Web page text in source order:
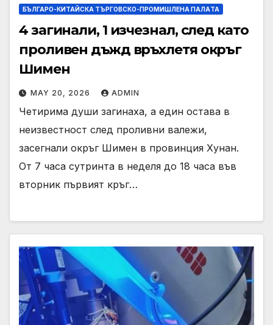
БЪЛГАРО-КИТАЙСКА ТЪРГОВСКО-ПРОМИШЛЕНА ПАЛAТА
4 загинали, 1 изчезнал, след като
проливен дъжд връхлетя окръг
Шимен
MAY 20, 2026 ADMIN
Четирима души загинаха, а един остава в
неизвестност след проливни валежи,
засегнали окръг Шимен в провинция Хунан.
От 7 часа сутринта в неделя до 18 часа във
вторник първият кръг…